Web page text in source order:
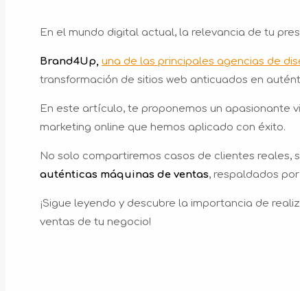
En el mundo digital actual, la relevancia de tu
Brand4Up, una de las principales agencias de
transformación de sitios web anticuados en
En este artículo, te proponemos un apasionante
marketing online que hemos aplicado con éxito.
No solo compartiremos casos de clientes reales,
auténticas máquinas de ventas, respaldados
¡Sigue leyendo y descubre la importancia de
ventas de tu negocio!